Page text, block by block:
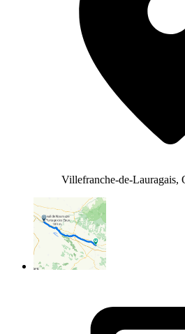
Villefranche-de-Lauragais,